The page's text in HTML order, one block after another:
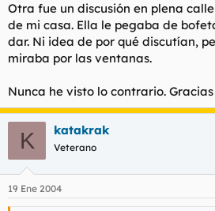
Otra fue un discusión en plena
de mi casa. Ella le pegaba de
dar. Ni idea de por qué discutían,
miraba por las ventanas.
Nunca he visto lo contrario.
K katakrak
Veterano
19 Ene 2004